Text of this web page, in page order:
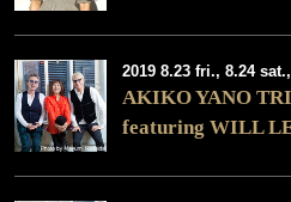
2019 8.23 fri., 8.24
AKIKO YANO
featuring WILL